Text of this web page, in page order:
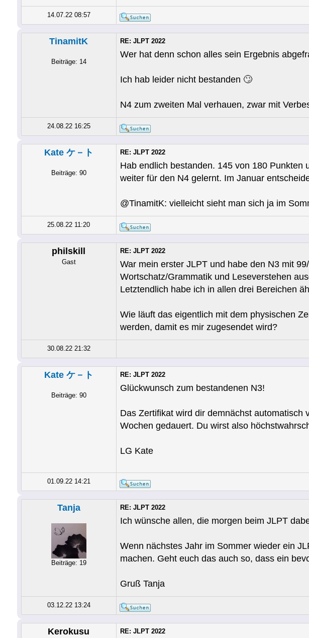
14.07.22 08:57
TinamitK
Beiträge: 14
RE: JLPT 2022
Wer hat denn schon alles sein Ergebnis
Ich hab leider nicht bestanden 🙄
N4 zum zweiten Mal verhauen, zwar mit
24.08.22 16:25
Kate ケ－ト
Beiträge: 90
RE: JLPT 2022
Hab endlich bestanden. 145 von 180 Punkten
weiter für den N4 gelernt. Im Januar
@TinamitK: vielleicht sieht man sich ja im
25.08.22 11:20
philskill
Gast
RE: JLPT 2022
War mein erster JLPT und habe den N3 mit
Wortschatz/Grammatik und Leseverstehen
Letztendlich habe ich in allen drei Bereichen
Wie läuft das eigentlich mit dem physischen
werden, damit es mir zugesendet wird?
30.08.22 21:32
Kate ケ－ト
Beiträge: 90
RE: JLPT 2022
Glückwunsch zum bestandenen N3!
Das Zertifikat wird dir demnächst
Wochen gedauert. Du wirst also
LG Kate
01.09.22 14:21
Tanja
Beiträge: 19
RE: JLPT 2022
Ich wünsche allen, die morgen beim JLPT
Wenn nächstes Jahr im Sommer wieder ein
machen. Geht euch das auch so, dass ein
Gruß Tanja
03.12.22 13:24
Kerokusu RE: JLPT 2022